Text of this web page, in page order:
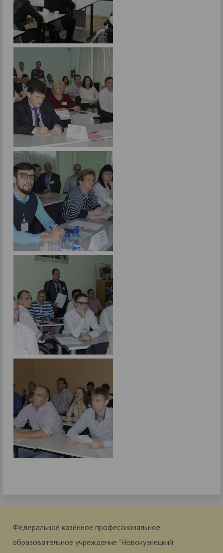
Федеральное казённое профессиональное
образовательное учреждение "Новокузнецкий